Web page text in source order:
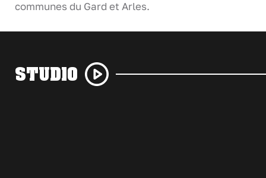
communes du Gard et Arles.
STUDIO